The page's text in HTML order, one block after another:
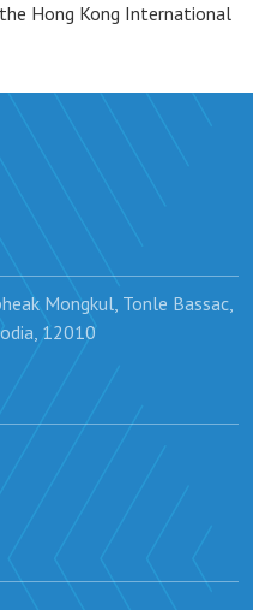
Hong Kong International
Mongkul, Tonle Bassac,
12010